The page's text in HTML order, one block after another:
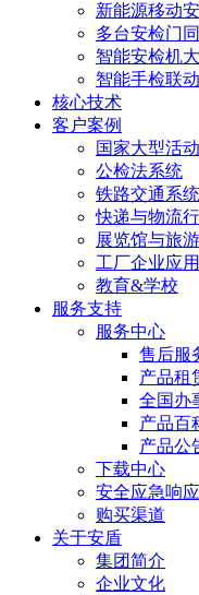
新能源移动
多台安检门
智能安检机
智能手检联
核心技术
客户案例
国家大型活动
公检法系统
铁路交通系统
快递与物流
展览馆与旅
工厂企业应用
教育&学校
服务支持
服务中心
售后服
产品租
全国办
产品百
产品公
下载中心
安全应急响
购买渠道
关于安盾
集团简介
企业文化